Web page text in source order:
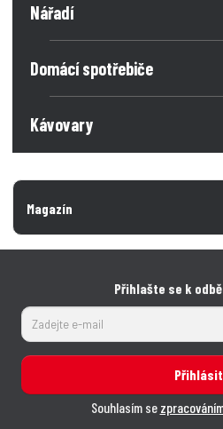
Nářadí
Domácí spotřebiče
Kávovary
Magazín
Přihlašte se k
Přihlásit
Souhlasím se